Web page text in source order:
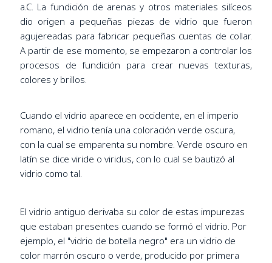
a.C. La fundición de arenas y otros materiales silíceos
dio origen a pequeñas piezas de vidrio que fueron
agujereadas para fabricar pequeñas cuentas de collar.
A partir de ese momento, se empezaron a controlar los
procesos de fundición para crear nuevas texturas,
colores y brillos.
Cuando el vidrio aparece en occidente, en el imperio
romano, el vidrio tenía una coloración verde oscura,
con la cual se emparenta su nombre. Verde oscuro en
latín se dice viride o viridus, con lo cual se bautizó al
vidrio como tal.
El vidrio antiguo derivaba su color de estas impurezas
que estaban presentes cuando se formó el vidrio. Por
ejemplo, el "vidrio de botella negro" era un vidrio de
color marrón oscuro o verde, producido por primera